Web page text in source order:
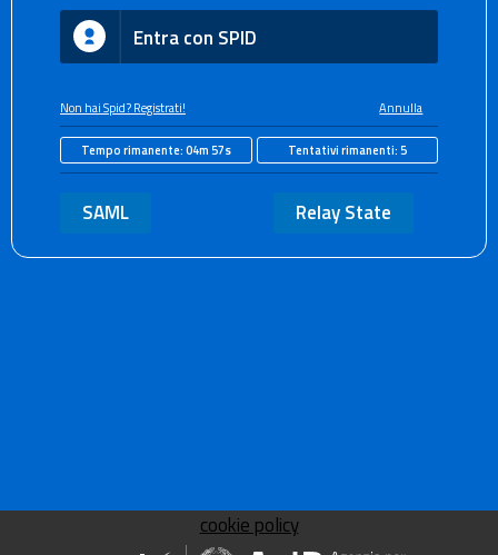
Entra con SPID
Non hai Spid? Registrati! Annulla
Tempo rimanente:04m 57s Tentativi rimanenti:5
SAML Relay State
cookie policy